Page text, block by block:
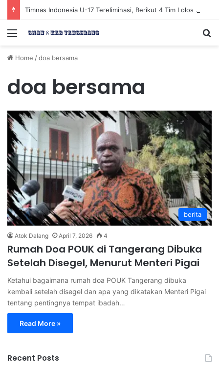
Timnas Indonesia U-17 Tereliminasi, Berikut 4 Tim Lolos ke Semifinal Piala AFF U-17 2026
Menu
Home /doa bersama
doa bersama
berita
Atok Dalang April 7, 2026 4
Rumah Doa POUK di Tangerang Dibuka
Setelah Disegel, Menurut Menteri Pigai
Ketahui bagaimana rumah doa POUK Tangerang dibuka
kembali setelah disegel dan apa yang dikatakan Menteri Pigai
tentang pentingnya tempat ibadah…
Read More »
Recent Posts